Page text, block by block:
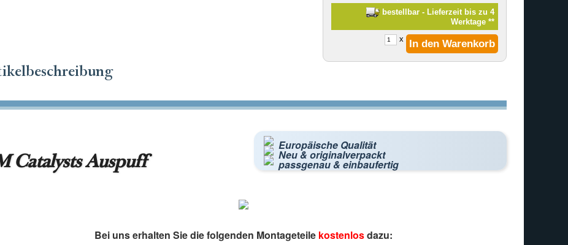
bestellbar - Lieferzeit bis zu 4
Werktage **
x
Catalysts Auspuff
Europäische Qualität
Neu & originalverpackt
passgenau & einbaufertig
Bei uns erhalten Sie die folgenden Montageteile kostenlosdazu: